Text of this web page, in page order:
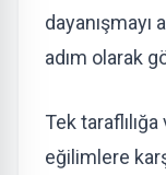
adım olarak
Tek
eğilimlere